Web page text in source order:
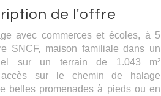
de l'offre
avec commerces et écoles, à 5
SNCF, maison familiale dans un
sur un terrain de 1.043 m²
accès sur le chemin de halage
belles promenades à pieds ou en